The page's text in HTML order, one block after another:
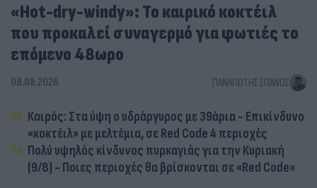
«Hot-dry-windy»: Το καιρικό κοκτέιλ
που προκαλεί συναγερμό για φωτιές το
επόμενο 48ωρο
08.08.2026 ΠΑΝΑΓΙΏΤΗΣ ΣΠΑΝΌΣ
Καιρός: Στα ύψη ο υδράργυρος με 39άρια - Επικίνδυνο
«κοκτέιλ» με μελτέμια, σε Red Code 4 περιοχές
Πολύ υψηλός κίνδυνος πυρκαγιάς για την Κυριακή
(9/8) - Ποιες περιοχές θα βρίσκονται σε «Red Code»